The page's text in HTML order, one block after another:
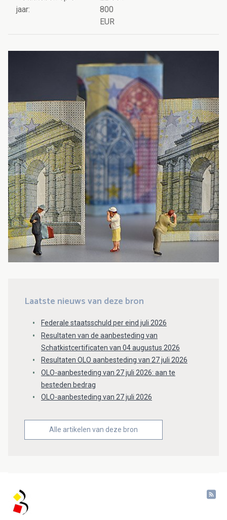
jaar:
800
EUR
Laatste nieuws van deze bron
Federale staatsschuld per eind juli 2026
Resultaten van de aanbesteding van
Schatkistcertificaten van 04 augustus 2026
Resultaten OLO aanbesteding van 27 juli 2026
OLO-aanbesteding van 27 juli 2026: aan te
besteden bedrag
OLO-aanbesteding van 27 juli 2026
Alle artikelen van deze bron